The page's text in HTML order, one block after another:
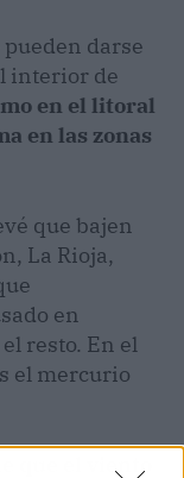
darse
interior de
en el litoral
en las zonas
que bajen
La Rioja,
en
resto. En el
el mercurio
que el viento